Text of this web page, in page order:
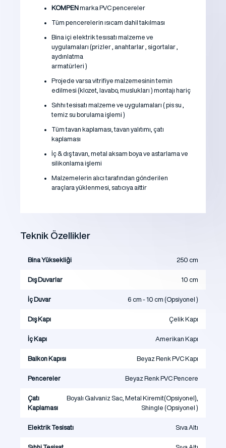
KOMPENmarka PVC pencereler
Tüm pencerelerin ısıcam dahil takılması
Bina içi elektrik tesısatı malzeme ve
uygulamaları (prizler , anahtarlar , sigortalar ,
aydınlatma
armatürleri )
Projede varsa vitrifiye malzemesinin temin
edilmesi (klozet, lavabo, muslukları ) montajı hariç
Sıhhı tesisatı malzeme ve uygulamaları ( pis su ,
temiz su borulama işlemi )
Tüm tavan kaplaması, tavan yalıtımı, çatı
kaplaması
İç & dış tavan, metal aksam boya ve astarlama ve
silikonlama işlemi
Malzemelerin alıcı tarafından gönderilen
araçlara yüklenmesi, satıcıya aittir
Teknik Özellikler
Bina Yüksekliği 250 cm
Dış Duvarlar 10 cm
İç Duvar 6 cm - 10 cm (Opsiyonel )
Dış Kapı Çelik Kapı
İç Kapı Amerikan Kapı
Balkon Kapısı Beyaz Renk PVC Kapı
Pencereler Beyaz Renk PVC Pencere
Çatı
Kaplaması
Boyalı Galvaniz Sac, Metal Kiremit(Opsiyonel),
Shingle (Opsiyonel )
Elektrik Tesisatı Sıva Altı